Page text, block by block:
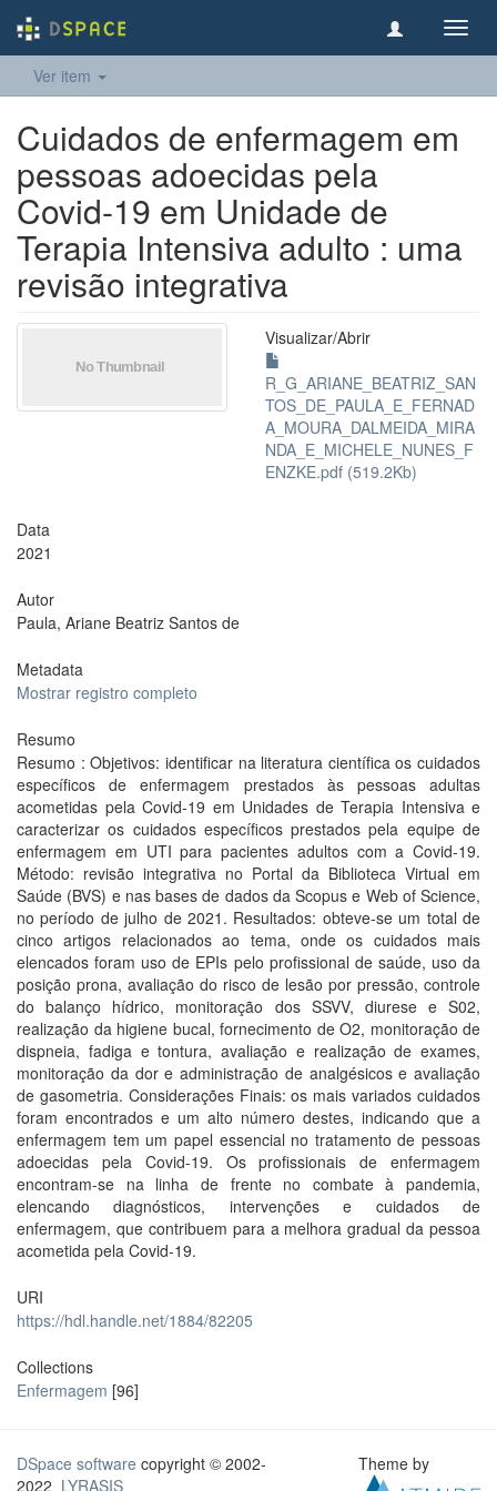
Ver item
Cuidados de enfermagem em
pessoas adoecidas pela
Covid-19 em Unidade de
Terapia Intensiva adulto : uma
revisão integrativa
Visualizar/Abrir
R_G_ARIANE_BEATRIZ_SAN
TOS_DE_PAULA_E_FERNAD
A_MOURA_DALMEIDA_MIRA
NDA_E_MICHELE_NUNES_F
ENZKE.pdf (519.2Kb)
Data
2021
Autor
Paula, Ariane Beatriz Santos de
Metadata
Mostrar registro completo
Resumo
Resumo : Objetivos: identificar na literatura científica os cuidados
específicos de enfermagem prestados às pessoas adultas
acometidas pela Covid-19 em Unidades de Terapia Intensiva e
caracterizar os cuidados específicos prestados pela equipe de
enfermagem em UTI para pacientes adultos com a Covid-19.
Método: revisão integrativa no Portal da Biblioteca Virtual em
Saúde (BVS) e nas bases de dados da Scopus e Web of Science,
no período de julho de 2021. Resultados: obteve-se um total de
cinco artigos relacionados ao tema, onde os cuidados mais
elencados foram uso de EPIs pelo profissional de saúde, uso da
posição prona, avaliação do risco de lesão por pressão, controle
do balanço hídrico, monitoração dos SSVV, diurese e S02,
realização da higiene bucal, fornecimento de O2, monitoração de
dispneia, fadiga e tontura, avaliação e realização de exames,
monitoração da dor e administração de analgésicos e avaliação
de gasometria. Considerações Finais: os mais variados cuidados
foram encontrados e um alto número destes, indicando que a
enfermagem tem um papel essencial no tratamento de pessoas
adoecidas pela Covid-19. Os profissionais de enfermagem
encontram-se na linha de frente no combate à pandemia,
elencando diagnósticos, intervenções e cuidados de
enfermagem, que contribuem para a melhora gradual da pessoa
acometida pela Covid-19.
URI
https://hdl.handle.net/1884/82205
Collections
Enfermagem [96]
DSpace software copyright © 2002-
2022 LYRASIS
Theme by